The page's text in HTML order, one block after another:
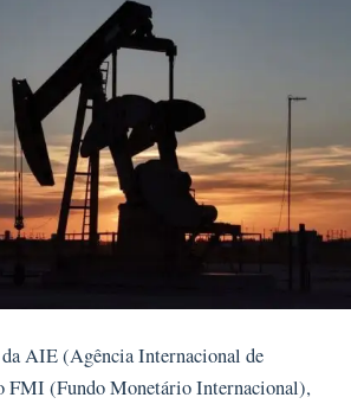
AIE (Agência Internacional de
FMI (Fundo Monetário Internacional),